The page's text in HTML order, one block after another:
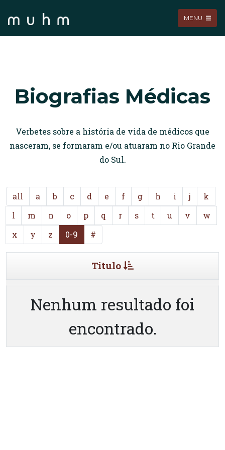
MENU
Biografias Médicas
Verbetes sobre a história de vida de médicos que
nasceram, se formaram e/ou atuaram no Rio Grande
do Sul.
all a b c d e f g h i j
k
l
m n o p q r s t u v
w
x
y z 0-9 #
Titulo
Nenhum resultado foi
encontrado.